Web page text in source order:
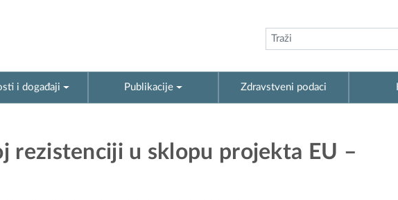
i događaji Publikacije Zdravstveni podaci
rezistenciji u sklopu projekta EU –